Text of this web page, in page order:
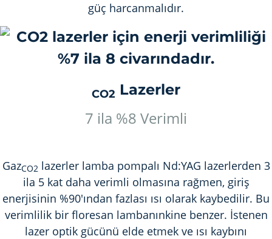
güç harcanmalıdır.
CO2 Lazerler
7 ila %8 Verimli
GazCO2 lazerler lamba pompalı Nd:YAG lazerlerden 3
ila 5 kat daha verimli olmasına rağmen, giriş
enerjisinin %90'ından fazlası ısı olarak kaybedilir. Bu
verimlilik bir floresan lambanınkine benzer. İstenen
lazer optik gücünü elde etmek ve ısı kaybını